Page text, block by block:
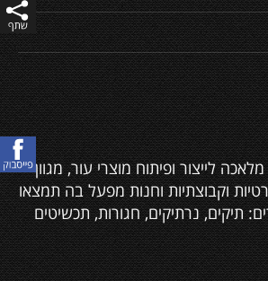
לייצור ופיתוח מוצרי עור, מגוון
וקבוצתיות וחנות מפעל בה תמצאו
תיקים, נרתיקים, חגורות, תכשיטים